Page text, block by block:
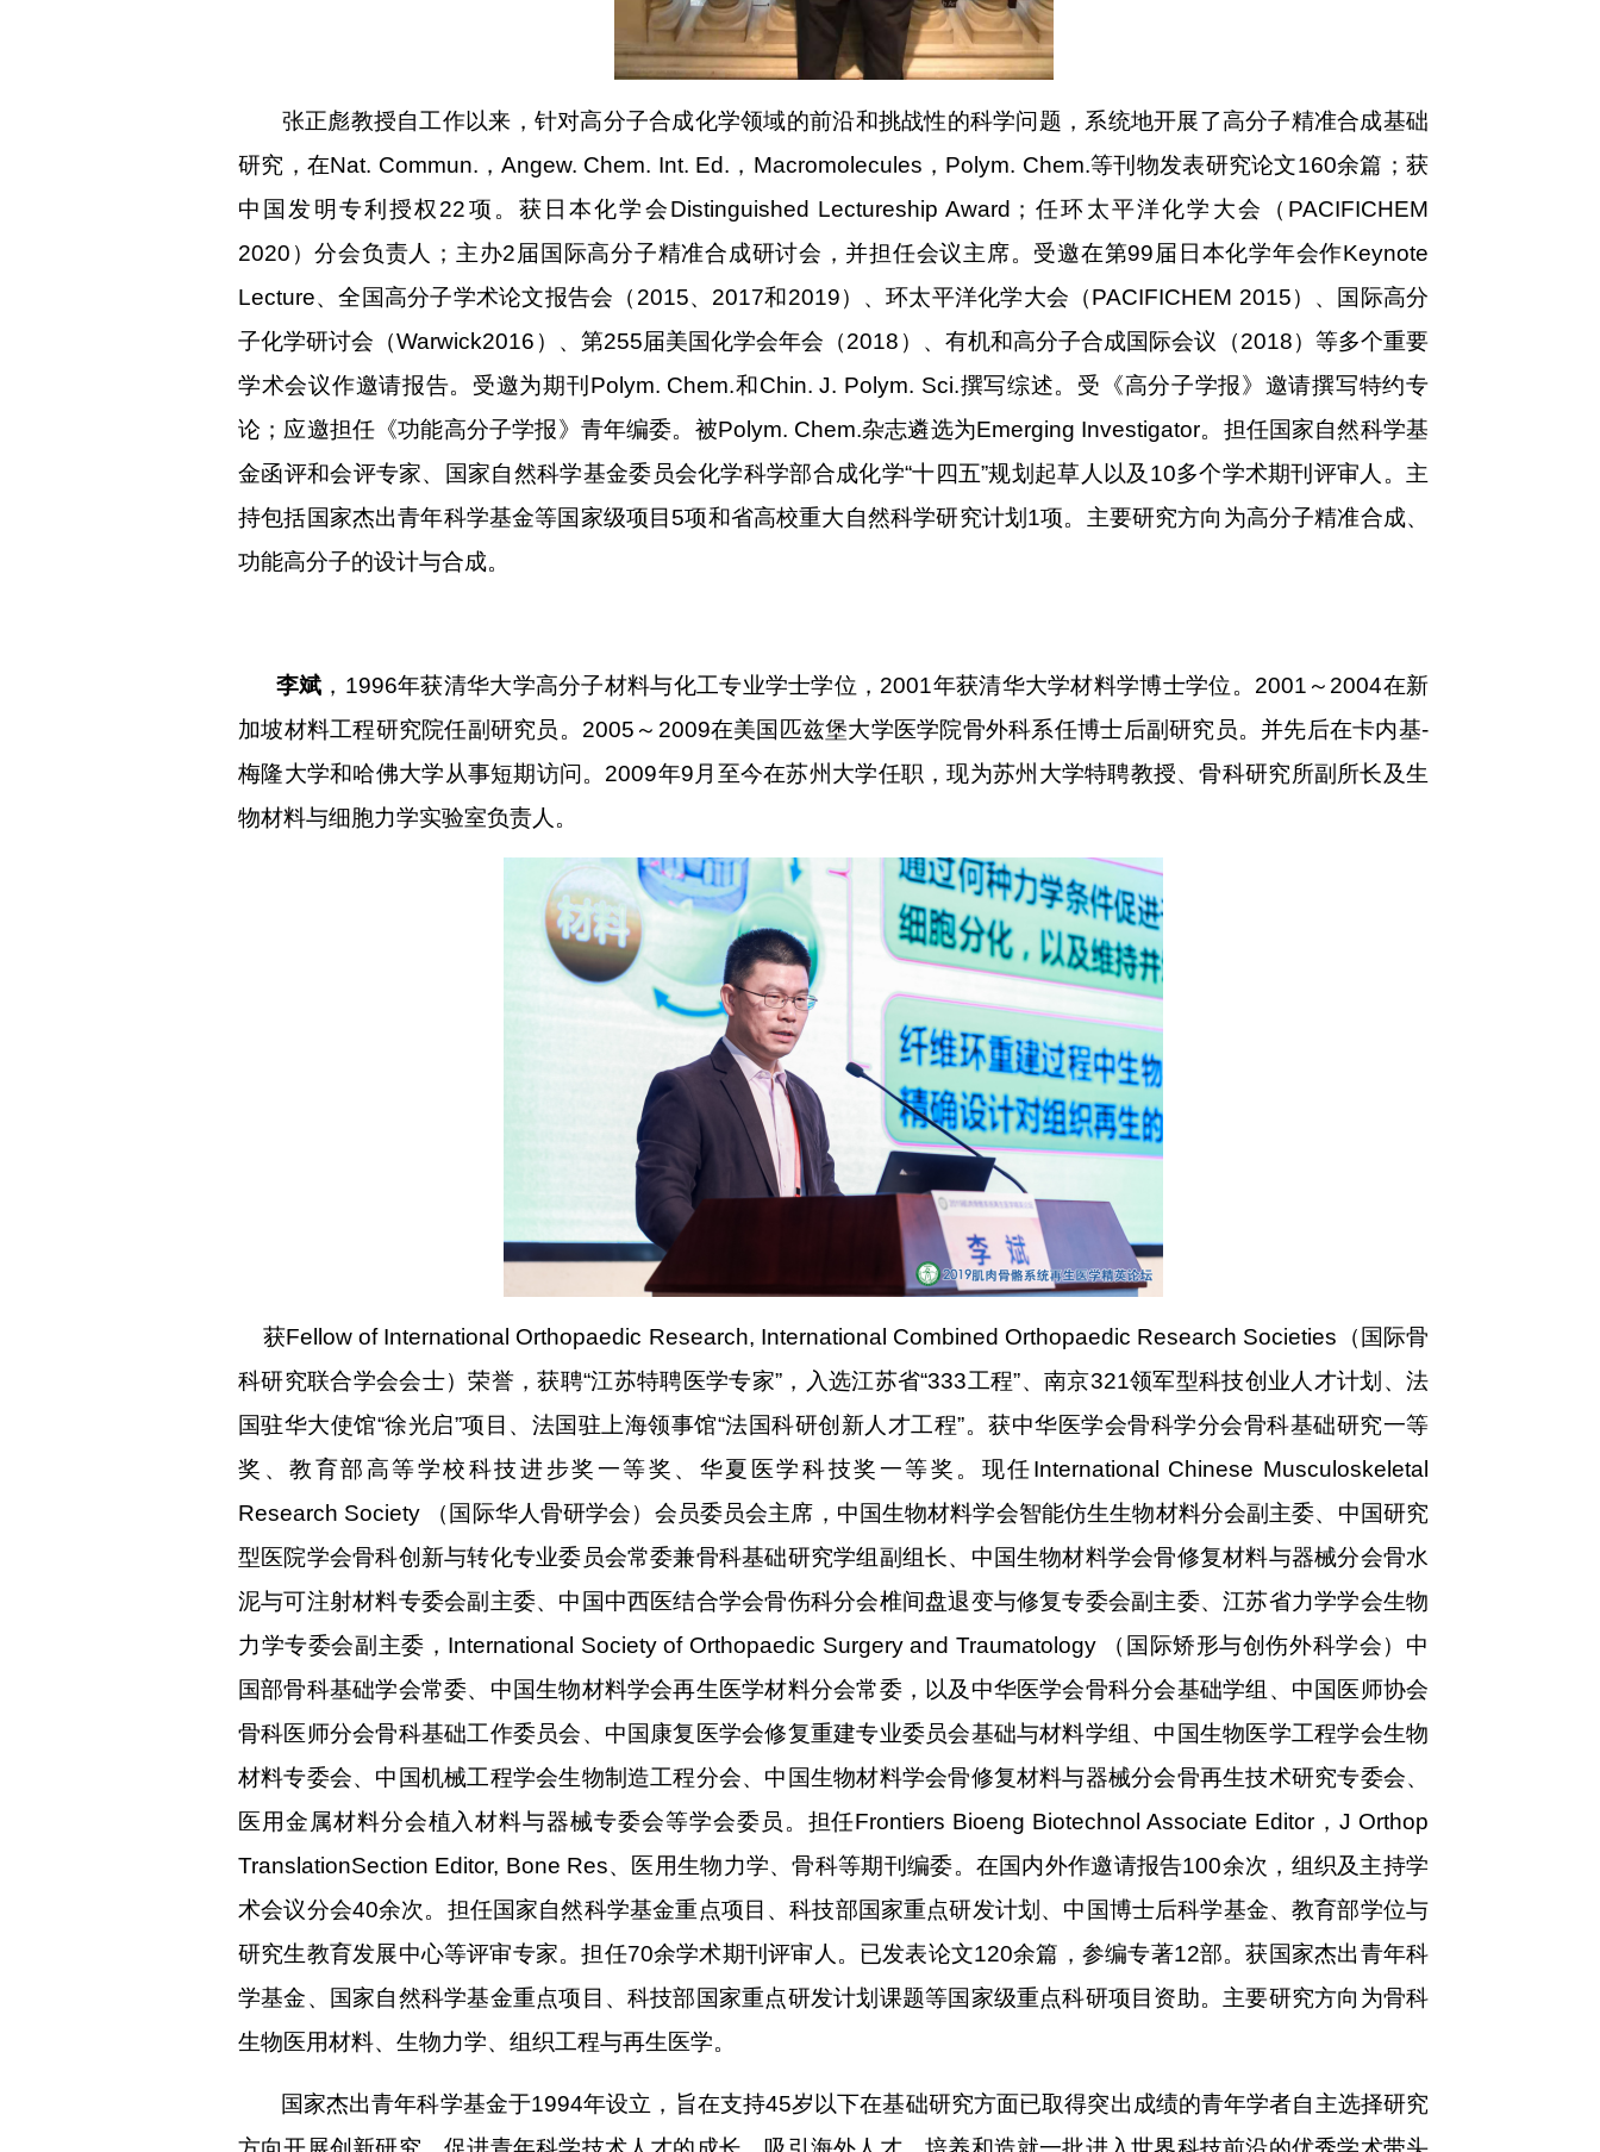
张正彪教授自工作以来，针对高分子合成化学领域的前沿和挑战性的科学问题，系统地开展了高分子精准合成基础
研究，在Nat. Commun.，Angew. Chem. Int. Ed.，Macromolecules，Polym. Chem.等刊物发表研究论文160余篇；获
中国发明专利授权22项。获日本化学会Distinguished Lectureship Award；任环太平洋化学大会（PACIFICHEM
2020）分会负责人；主办2届国际高分子精准合成研讨会，并担任会议主席。受邀在第99届日本化学年会作Keynote
Lecture、全国高分子学术论文报告会（2015、2017和2019）、环太平洋化学大会（PACIFICHEM 2015）、国际高分
子化学研讨会（Warwick2016）、第255届美国化学会年会（2018）、有机和高分子合成国际会议（2018）等多个重要
学术会议作邀请报告。受邀为期刊Polym. Chem.和Chin. J. Polym. Sci.撰写综述。受《高分子学报》邀请撰写特约专
论；应邀担任《功能高分子学报》青年编委。被Polym. Chem.杂志遴选为Emerging Investigator。担任国家自然科学基
金函评和会评专家、国家自然科学基金委员会化学科学部合成化学“十四五”规划起草人以及10多个学术期刊评审人。主
持包括国家杰出青年科学基金等国家级项目5项和省高校重大自然科学研究计划1项。主要研究方向为高分子精准合成、
功能高分子的设计与合成。
李斌 ， 1996年获清华大学高分子材料与化工专业学士学位，2001年获清华大学材料学博士学位。2001～2004在新
加坡材料工程研究院任副研究员。2005～2009在美国匹兹堡大学医学院骨外科系任博士后副研究员。并先后在卡内基-
梅隆大学和哈佛大学从事短期访问。2009年9月至今在苏州大学任职，现为苏州大学特聘教授、骨科研究所副所长及生
物材料与细胞力学实验室负责人。
获Fellow of International Orthopaedic Research, International Combined Orthopaedic Research Societies（国际骨
科研究联合学会会士）荣誉，获聘“江苏特聘医学专家”，入选江苏省“333工程”、南京321领军型科技创业人才计划、法
国驻华大使馆“徐光启”项目、法国驻上海领事馆“法国科研创新人才工程”。获中华医学会骨科学分会骨科基础研究一等
奖、教育部高等学校科技进步奖一等奖、华夏医学科技奖一等奖。现任International Chinese Musculoskeletal
Research Society （国际华人骨研学会）会员委员会主席，中国生物材料学会智能仿生生物材料分会副主委、中国研究
型医院学会骨科创新与转化专业委员会常委兼骨科基础研究学组副组长、中国生物材料学会骨修复材料与器械分会骨水
泥与可注射材料专委会副主委、中国中西医结合学会骨伤科分会椎间盘退变与修复专委会副主委、江苏省力学学会生物
力学专委会副主委，International Society of Orthopaedic Surgery and Traumatology （国际矫形与创伤外科学会）中
国部骨科基础学会常委、中国生物材料学会再生医学材料分会常委，以及中华医学会骨科分会基础学组、中国医师协会
骨科医师分会骨科基础工作委员会、中国康复医学会修复重建专业委员会基础与材料学组、中国生物医学工程学会生物
材料专委会、中国机械工程学会生物制造工程分会、中国生物材料学会骨修复材料与器械分会骨再生技术研究专委会、
医用金属材料分会植入材料与器械专委会等学会委员。担任Frontiers Bioeng Biotechnol Associate Editor，J Orthop
TranslationSection Editor, Bone Res、医用生物力学、骨科等期刊编委。在国内外作邀请报告100余次，组织及主持学
术会议分会40余次。担任国家自然科学基金重点项目、科技部国家重点研发计划、中国博士后科学基金、教育部学位与
研究生教育发展中心等评审专家。担任70余学术期刊评审人。已发表论文120余篇，参编专著12部。获国家杰出青年科
学基金、国家自然科学基金重点项目、科技部国家重点研发计划课题等国家级重点科研项目资助。主要研究方向为骨科
生物医用材料、生物力学、组织工程与再生医学。
国家杰出青年科学基金于1994年设立，旨在支持45岁以下在基础研究方面已取得突出成绩的青年学者自主选择研究